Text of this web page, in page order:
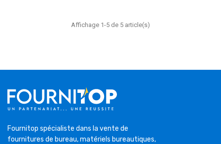
Affichage 1-5 de 5 article(s)
Fournitop spécialiste dans la vente de
fournitures de bureau, matériels bureautiques,